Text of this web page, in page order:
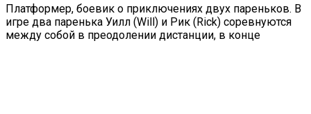
Платформер, боевик о приключениях двух пареньков. В
игре два паренька Уилл (Will) и Рик (Rick) соревнуются
между собой в преодолении дистанции, в конце